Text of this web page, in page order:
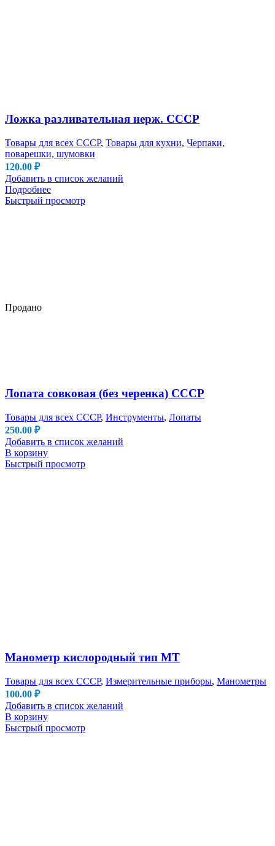
Продано
Ложка разливательная нерж. СССР
Товары для всех СССР, Товары для кухни, Черпаки,
поварешки, шумовки
120.00 ₽
Добавить в список желаний
Подробнее
Быстрый просмотр
Лопата совковая (без черенка) СССР
Товары для всех СССР, Инструменты, Лопаты
250.00 ₽
Добавить в список желаний
В корзину
Быстрый просмотр
Манометр кислородный тип МТ
Товары для всех СССР, Измерительные приборы, Манометры
100.00 ₽
Добавить в список желаний
В корзину
Быстрый просмотр